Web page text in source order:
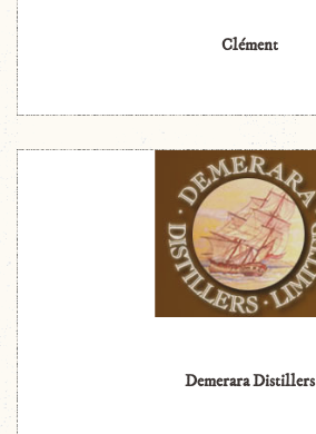
Clément
Demerara Distillers